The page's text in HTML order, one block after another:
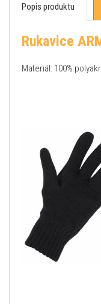
Popis produktu
Rukavice
Materiál: 100%